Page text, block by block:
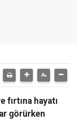
hayatı
görürken